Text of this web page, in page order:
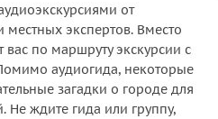
от
экспертов. Вместо
по маршруту экскурсии с
аудиогида, некоторые
загадки о городе для
Не ждите гида или группу,